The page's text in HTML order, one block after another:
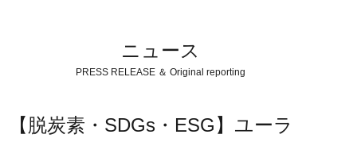
ニュース
PRESS RELEASE ＆ Original reporting
【脱炭素・SDGs・ESG】ユーラ